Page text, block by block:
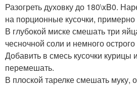
Разогреть духовку до 180\xB0.
на порционные кусочки,
В глубокой миске смешать три
чесночной соли и немного острого
Добавить в смесь кусочки курицы
перемешать.
В плоской тарелке смешать муку,